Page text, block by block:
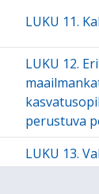
LUKU 11.
LUKU 12.
perustuva
LUKU 13.